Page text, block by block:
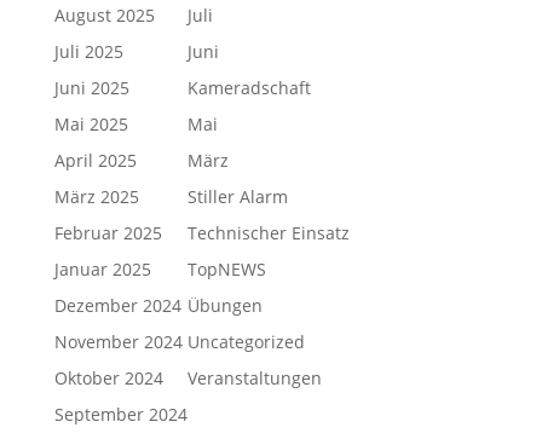
August 2025
Juli 2025
Juni 2025
Mai 2025
April 2025
März 2025
Februar 2025
Januar 2025
Dezember 2024
November 2024
Oktober 2024
September 2024
Juli
Juni
Kameradschaft
Mai
März
Stiller Alarm
Technischer Einsatz
TopNEWS
Übungen
Uncategorized
Veranstaltungen